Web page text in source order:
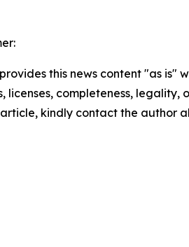
this news content "as
licenses, completeness,
kindly contact the author